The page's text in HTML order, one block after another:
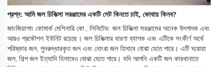
প্রশ্ন: আমিজল চিকিত্সা সরঞ্জামের একটি সেটকিনতে চাই, কোথায় কিনব?
জাংজিয়াগাং কোমার্ক মেশিনারি কো., লিমিটেড: জল চিকিত্সা সরঞ্জামের অনেক উৎপাদক এবং
আরও প্রকৌশল ইউনিট রয়েছে। জল চিকিত্সার ধারণা ব্যাপক এবং এটিকে সংকীর্ণ অর্থে
পরিষ্কার জল, পুনরুদ্ধারকৃত জল এবং নোংরা জল হিসাবে বোঝা যেতে পারে। এটি ঘরোয়া
জল, শিল্প জল ইত্যাদি হিসাবেও বোঝা যেতে পারে। যদি আপনি একটি জল কারখানাতে